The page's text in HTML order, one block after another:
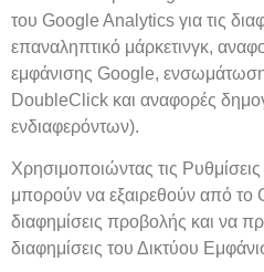
του Google Analytics για τις
επαναληπτικό μάρκετινγκ,
εμφάνισης Google, ενσωμάτωση
DoubleClick και αναφορές
ενδιαφερόντων).
Χρησιμοποιώντας τις
μπορούν να εξαιρεθούν από το
διαφημίσεις προβολής και να
διαφημίσεις του Δικτύου